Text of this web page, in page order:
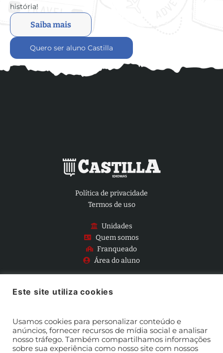
história!
Saiba mais
Quero ser aluno Castilla
Unidades
Quem somos
Franqueado
Área do aluno
Política de privacidade
Termos de uso
Este site utiliza cookies
Usamos cookies para personalizar conteúdo e
anúncios, fornecer recursos de mídia social e analisar
nosso tráfego. Também compartilhamos informações
sobre sua experiência como nosso site com nossos